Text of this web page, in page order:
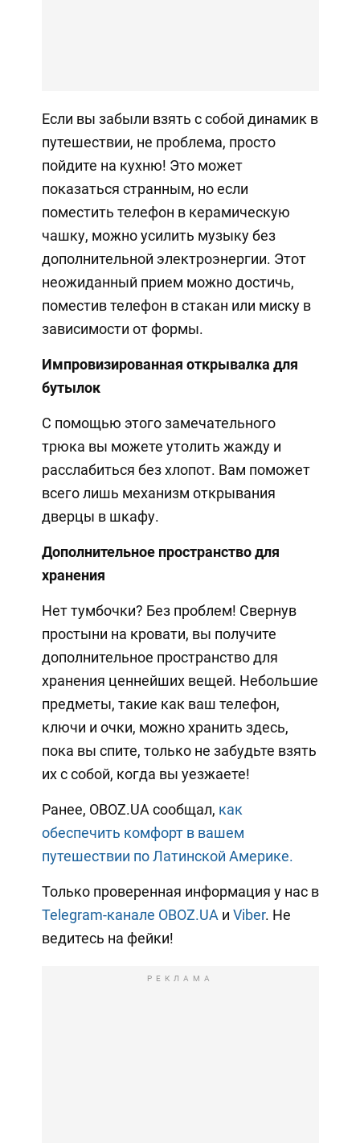
Если вы забыли взять с собой динамик в
путешествии, не проблема, просто
пойдите на кухню! Это может
показаться странным, но если
поместить телефон в керамическую
чашку, можно усилить музыку без
дополнительной электроэнергии. Этот
неожиданный прием можно достичь,
поместив телефон в стакан или миску в
зависимости от формы.
Импровизированная открывалка для
бутылок
С помощью этого замечательного
трюка вы можете утолить жажду и
расслабиться без хлопот. Вам поможет
всего лишь механизм открывания
дверцы в шкафу.
Дополнительное пространство для
хранения
Нет тумбочки? Без проблем! Свернув
простыни на кровати, вы получите
дополнительное пространство для
хранения ценнейших вещей. Небольшие
предметы, такие как ваш телефон,
ключи и очки, можно хранить здесь,
пока вы спите, только не забудьте взять
их с собой, когда вы уезжаете!
Ранее, OBOZ.UA сообщал, как
обеспечить комфорт в вашем
путешествии по Латинской Америке.
Только проверенная информация у нас в
Telegram-канале OBOZ.UA и Viber. Не
ведитесь на фейки!
РЕКЛАМА